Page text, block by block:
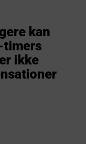
kan
timers
ikke